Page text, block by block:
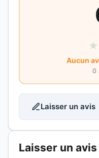
★
Aucun
0
Laisser un avis
Laisser un avis